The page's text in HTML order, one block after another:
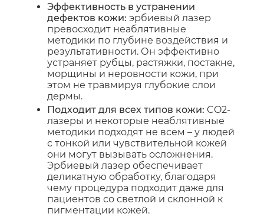
Эффективность в устранении
дефектов кожи: эрбиевый лазер
превосходит неаблятивные
методики по глубине воздействия и
результативности. Он эффективно
устраняет рубцы, растяжки, постакне,
морщины и неровности кожи, при
этом не травмируя глубокие слои
дермы.
Подходит для всех типов кожи: CO2-
лазеры и некоторые неаблятивные
методики подходят не всем – у людей
с тонкой или чувствительной кожей
они могут вызывать осложнения.
Эрбиевый лазер обеспечивает
деликатную обработку, благодаря
чему процедура подходит даже для
пациентов со светлой и склонной к
пигментации кожей.